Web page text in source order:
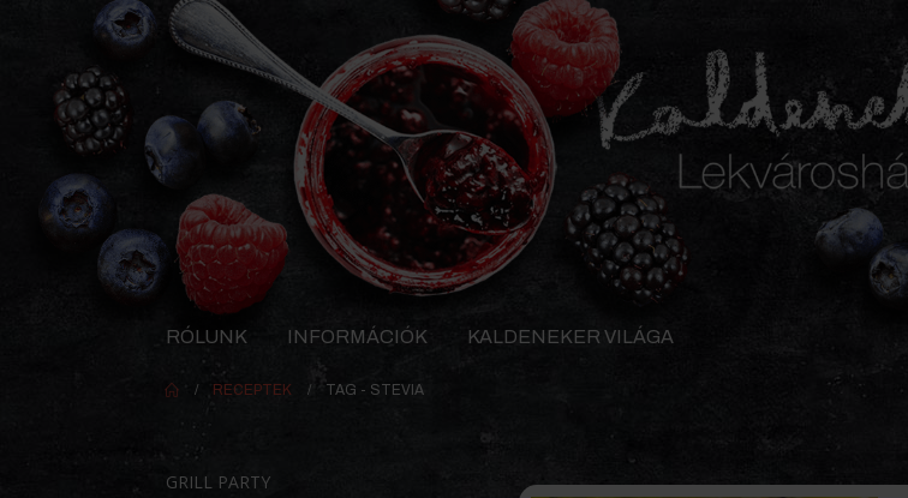
RÓLUNK INFORMÁCIÓK KALDENEKER VILÁGA
RECEPTEK TAG - STEVIA
GRILL PARTY